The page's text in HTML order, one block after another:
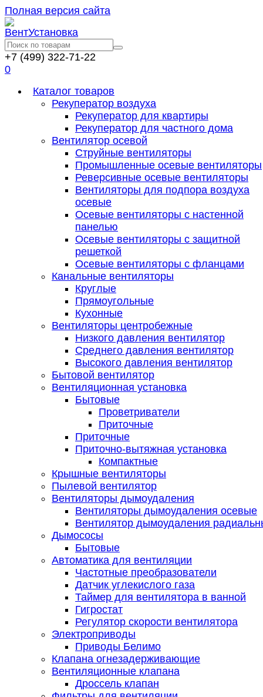
Полная версия сайта
+7 (499) 322-71-22
0
Каталог товаров
Рекуператор воздуха
Рекуператор для квартиры
Рекуператор для частного дома
Вентилятор осевой
Струйные вентиляторы
Промышленные осевые вентиляторы
Реверсивные осевые вентиляторы
Вентиляторы для подпора воздуха
осевые
Осевые вентиляторы с настенной
панелью
Осевые вентиляторы с защитной
решеткой
Осевые вентиляторы с фланцами
Канальные вентиляторы
Круглые
Прямоугольные
Кухонные
Вентиляторы центробежные
Низкого давления вентилятор
Среднего давления вентилятор
Высокого давления вентилятор
Бытовой вентилятор
Вентиляционная установка
Бытовые
Проветриватели
Приточные
Приточные
Приточно-вытяжная установка
Компактные
Крышные вентиляторы
Пылевой вентилятор
Вентиляторы дымоудаления
Вентиляторы дымоудаления осевые
Вентилятор дымоудаления
Дымососы
Бытовые
Автоматика для вентиляции
Частотные преобразователи
Датчик углекислого газа
Таймер для вентилятора в ванной
Гигростат
Регулятор скорости вентилятора
Электроприводы
Приводы Белимо
Клапана огнезадерживающие
Вентиляционные клапана
Дроссель клапан